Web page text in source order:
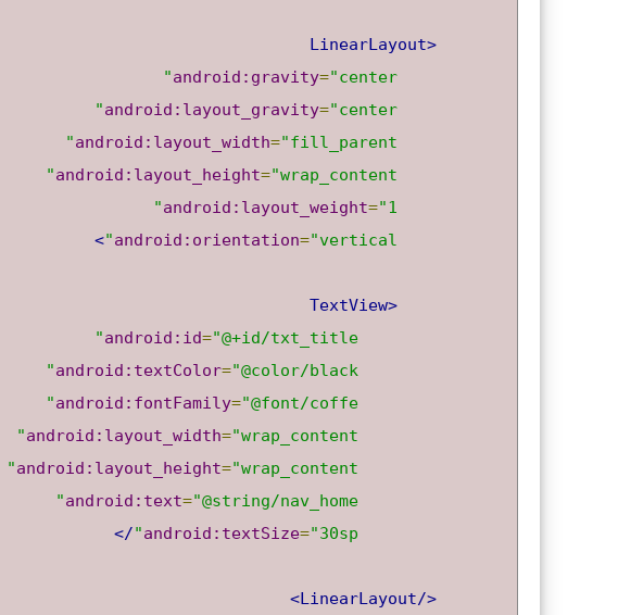
<LinearLayout
android:gravity="center"
android:layout_gravity="center"
android:layout_width="fill_parent"
android:layout_height="wrap_content"
android:layout_weight="1"
android:orientation="vertical"
>
<TextView
android:id="@+id/txt_title"
android:textColor="@color/black"
android:fontFamily="@font/coffe"
android:layout_width="wrap_content"
android:layout_height="wrap_content"
android:text="@string/nav_home"
android:textSize="30sp"
/>
</LinearLayout>